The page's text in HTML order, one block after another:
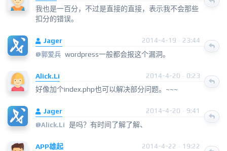
我也是一百分，不过是直接的直接，表示我不会那些
扣分的错误。
Jager
2014-4-19 · 23:44
@郭爱兵 wordpress一般都会报这个漏洞。
Alick.Li 2014-4-20 · 0:23
好像加个index.php也可以解决部分问题。~~~
Jager
2014-4-20 · 9:41
@Alick.Li 是吗？有时间了解了解、
APP雄起 2014-4-22 · 19:22